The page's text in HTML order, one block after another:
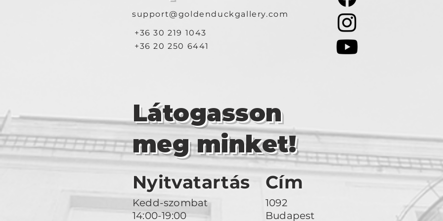
support@goldenduckgallery.com
+36 30 219 1043
+36 20 250 6441
Látogasson
meg minket!
Nyitvatartás Cím
Kedd-szombat
14:00-19:00
1092
Budapest